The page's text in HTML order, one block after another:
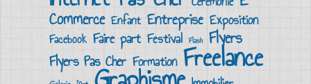
Commerce Enfant Entreprise Exposition
Facebook Faire part Festival Flash Flyers
Flyers Pas Cher Formation Freelance